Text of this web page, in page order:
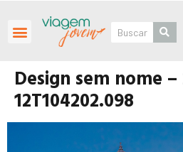
Design sem nome –
12T104202.098